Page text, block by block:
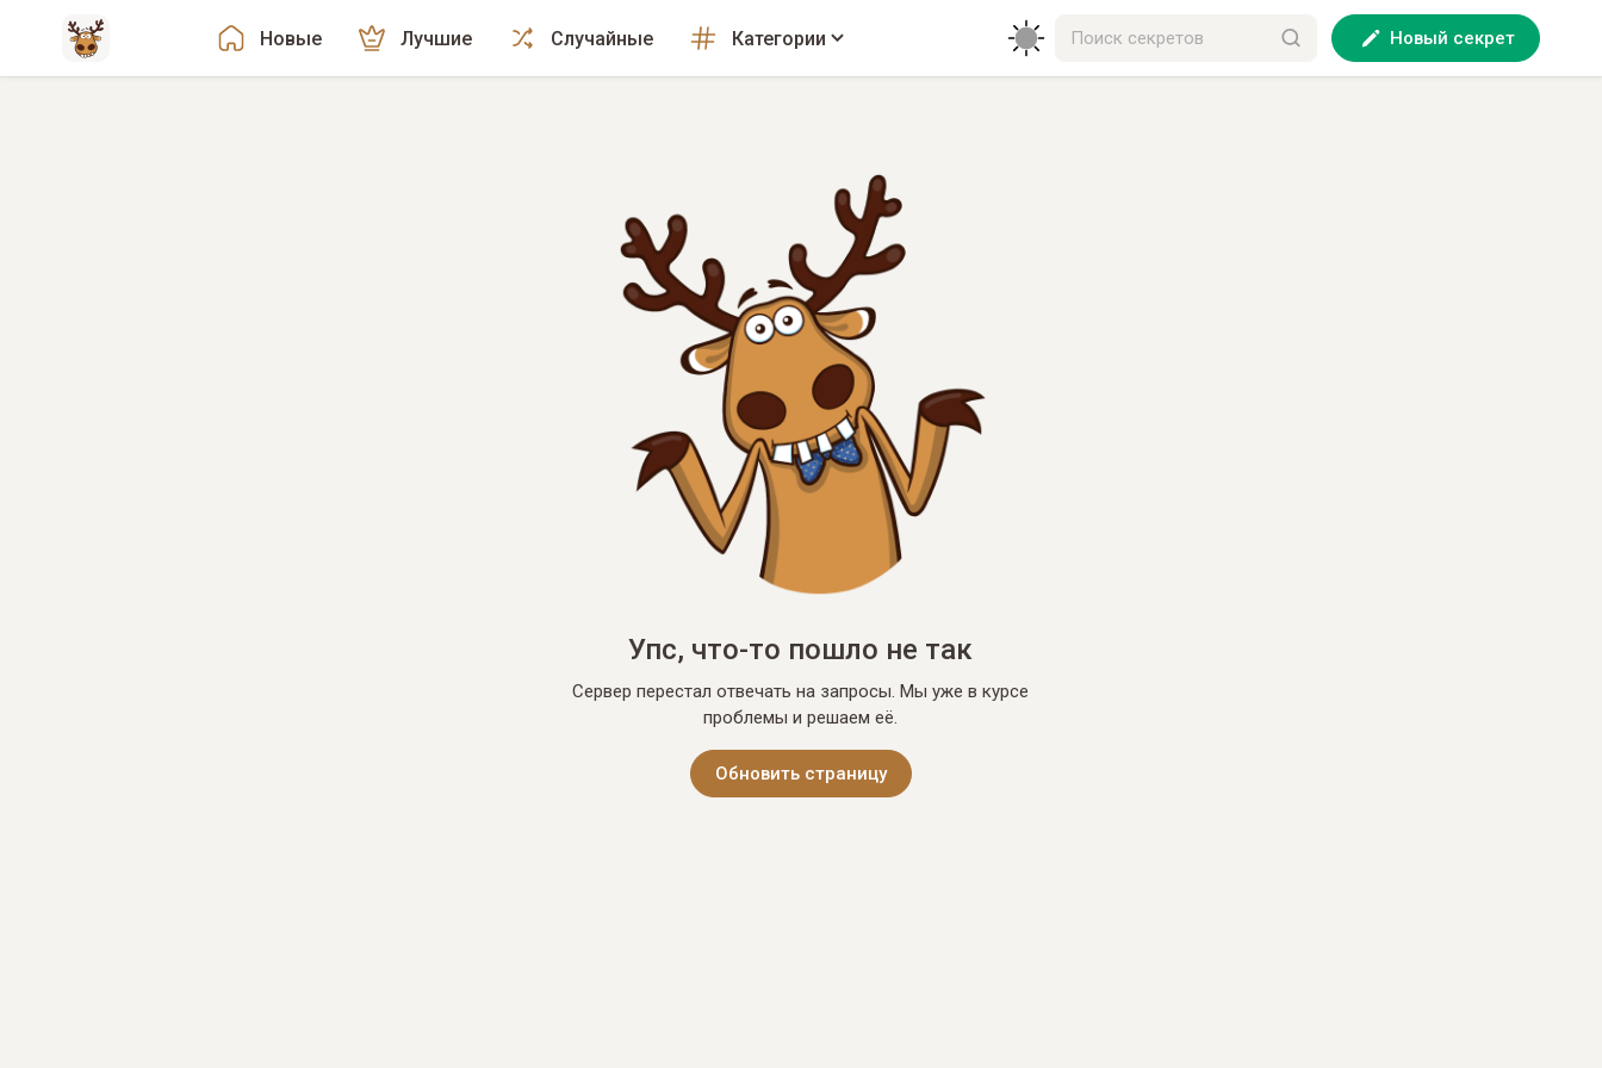
Новые Лучшие Случайные Категории Новый секрет
Упс, что-то пошло не так
Сервер перестал отвечать на запросы. Мы уже в курсе
проблемы и решаем её.
Обновить страницу